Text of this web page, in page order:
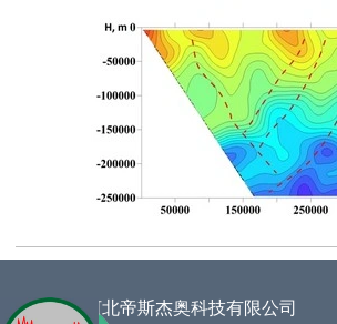
企业名称 :河北帝斯杰奥科技有限公司